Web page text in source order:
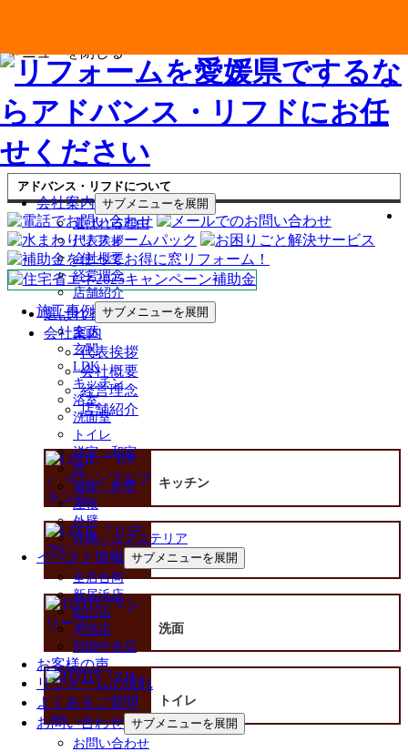
会社案内 サブメニューを展開
選ばれる理由
代表挨拶
会社概要
経営理念
店舗紹介
施工事例 サブメニューを展開
全面
玄関
LDK
キッチン
浴室
洗面室
トイレ
洋室・和室
窓
屋根・外壁
屋根
外壁
外構・エクステリア
イベント情報
サブメニューを展開
全店合同
新居浜店
松山店
今治店
四国中央店
お客様の声
リフォームの流れ
よくあるご質問
お問い合わせ サブメニューを展開
お問い合わせ
メニューを閉じる
アドバンス・リフドについて
選ばれる理由
会社案内
代表挨拶
会社概要
経営理念
店舗紹介
キッチン
浴室
洗面
トイレ